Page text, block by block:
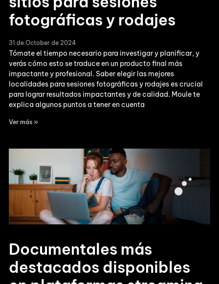
fotográficas y rodajes
31 de October de 2024
Tómate el tiempo necesario para investigar y planificar, y
verás cómo esto se traduce en un producto final más
impactante y profesional. Saber elegir las mejores
localidades para sesiones fotográficas y rodajes es crucial
para lograr resultados impactantes y de calidad. Moule te
explica algunos puntos a tener en cuenta
Ver más »
Documentales más
destacados disponibles